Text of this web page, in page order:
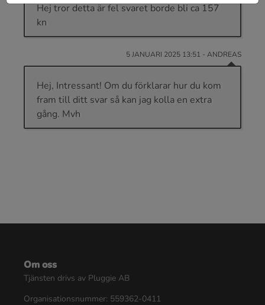
Hej tror detta är fel svaret borde bli ca 157
kn
5 JANUARI 2025 13:51 - ANDREAS
Hej, Intressant! Om du förklarar hur du kom
fram till ditt svar så kan jag kolla en extra
gång. Mvh
Om oss
Tjänsten drivs av Pluggie AB
Organisationsnummer: 559362-0411